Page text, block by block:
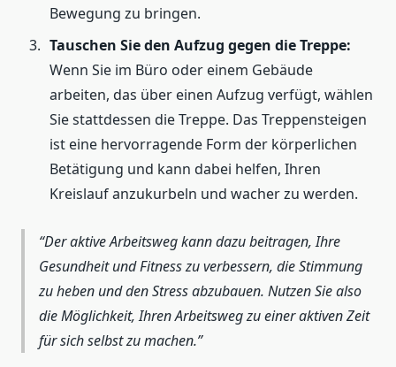
Bewegung zu bringen.
Tauschen Sie den Aufzug gegen die Treppe:
Wenn Sie im Büro oder einem Gebäude
arbeiten, das über einen Aufzug verfügt, wählen
Sie stattdessen die Treppe. Das Treppensteigen
ist eine hervorragende Form der körperlichen
Betätigung und kann dabei helfen, Ihren
Kreislauf anzukurbeln und wacher zu werden.
Der aktive Arbeitsweg kann dazu beitragen, Ihre
Gesundheit und Fitness zu verbessern, die Stimmung
zu heben und den Stress abzubauen. Nutzen Sie also
die Möglichkeit, Ihren Arbeitsweg zu einer aktiven Zeit
für sich selbst zu machen.